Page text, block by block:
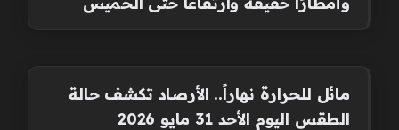
مائل للحرارة نهاراً.. الأرصاد تكشف حالة
الطقس اليوم الأحد 31 مايو 2026